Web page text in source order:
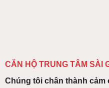
CĂN HỘ TRUNG TÂM SÀI
Chúng tôi chân thành cảm